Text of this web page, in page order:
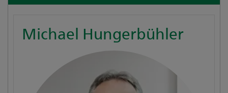
Michael Hungerbühler